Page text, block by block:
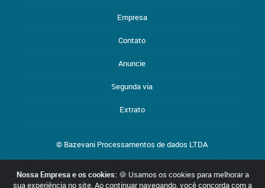
Empresa
Contato
Anuncie
Segunda via
Extrato
© Bazevani Processamentos de dados LTDA
Reservamo-nos o direito de qualquer erro de digitação, assim como
Nossa Empresa e os cookies: 🍪 Usamos os cookies para melhorar a
sua experiência no site. Ao continuar navegando, você concorda com a